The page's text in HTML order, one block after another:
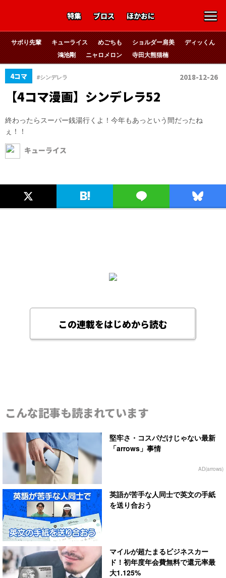
特集 ブロス ほかおに
サボり先輩 キューライス めごちも ショルダー肩美
ディッくん
鴻池剛
ニャロメロン 寺田大熊猫楠
4コマ #シンデレラ 2018-12-26
【4コマ漫画】シンデレラ52
終わったらスーパー銭湯行くよ！今年もあっという間だったね
ぇ！！
キューライス
この連載をはじめから読む
こんな記事も読まれています
堅牢さ・コスパだけじゃない最新
「arrows」事情
AD(arrows)
英語が苦手な人同士で英文の手紙
を送り合おう
マイルが超たまるビジネスカー
ド！初年度年会費無料で還元率最
大1.125%